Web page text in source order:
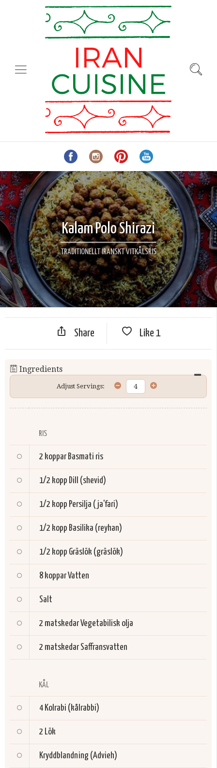
Kalam Polo Shirazi
TRADITIONELLT IRANSKT VITKÅLSRIS
Share Like 1
Ingredients
Adjust Servings:
RIS
2 koppar Basmati ris
1/2 kopp Dill (shevid)
1/2 kopp Persilja (ja'fari)
1/2 kopp Basilika (reyhan)
1/2 kopp Gräslök (gräslök)
8 kopparVatten
Salt
2 matskedarVegetabilisk olja
2 matskedar Saffransvatten
KÅL
4 Kolrabi (kålrabbi)
2 Lök
Kryddblandning (Advieh)